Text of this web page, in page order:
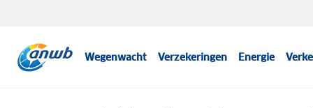
Wegenwacht Verzekeringen Energie